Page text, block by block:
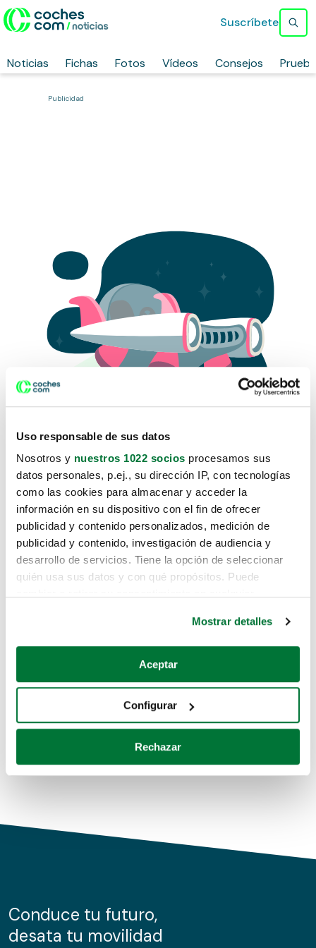
Uso responsable de sus datos
Nosotros y nuestros 1022 socios procesamos sus
datos personales, p.ej., su dirección IP, con tecnologías
como las cookies para almacenar y acceder la
información en su dispositivo con el fin de ofrecer
publicidad y contenido personalizados, medición de
publicidad y contenido, investigación de audiencia y
desarrollo de servicios. Tiene la opción de seleccionar
quién usa sus datos y con qué propósitos. Puede
Si lo permite, también quisiéramos:
Recopilar información sobre su ubicación geográfica
Identificar su dispositivo analizándolo activamente
para buscar características específicas (huellas
Obtenga más información sobre cómo se procesan sus
de cookies.
información sobre el uso que haga del sitio web con
nuestros partners de redes sociales, publicidad y análisis
Mostrar detalles
Aceptar
Configurar
Rechazar
Noticias Fichas Fotos Vídeos Consejos
Suscríbete
Publicidad
Lo sentimos, no sabemos como
te hemos traido hasta aquí.
Pero puedes encontrar el coche que estás
buscando en alguno de estos enlaces:
Coches de segunda mano
Coches de km0
Conduce tu futuro,
desata tu movilidad